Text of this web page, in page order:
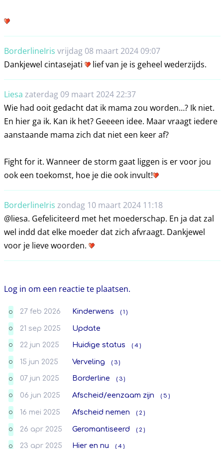
BorderlineIris vrijdag 08 maart 2024 09:07
Dankjewel cintasejati
lief van je is geheel wederzijds.
Liesa zaterdag 09 maart 2024 22:37
Wie had ooit gedacht dat ik mama zou worden…? Ik niet.
En hier ga ik. Kan ik het? Geeeen idee. Maar vraagt iedere
aanstaande mama zich dat niet een keer af?
Fight for it. Wanneer de storm gaat liggen is er voor jou
ook een toekomst, hoe je die ook invult!
BorderlineIris zondag 10 maart 2024 11:18
@liesa. Gefeliciteerd met het moederschap. En ja dat zal
wel indd dat elke moeder dat zich afvraagt. Dankjewel
voor je lieve woorden.
Log in om een reactie te plaatsen.
O 27 feb 2026 Kinderwens ( 1 )
O 21 sep 2025 Update
O 22 jun 2025 Huidige status ( 4 )
O 15 jun 2025 Verveling ( 3 )
O 07 jun 2025 Borderline ( 3 )
O 06 jun 2025 Afscheid/eenzaam zijn ( 5 )
O 16 mei 2025 Afscheid nemen ( 2 )
O 26 apr 2025 Geromantiseerd ( 2 )
O 23 apr 2025 Hier en nu ( 4 )